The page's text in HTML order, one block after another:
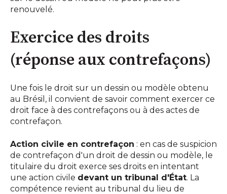
renouvelé.
Exercice des droits
(réponse aux contrefaçons)
Une fois le droit sur un dessin ou modèle obtenu
au Brésil, il convient de savoir comment exercer ce
droit face à des contrefaçons ou à des actes de
contrefaçon.
Action civile en contrefaçon : en cas de suspicion
de contrefaçon d'un droit de dessin ou modèle, le
titulaire du droit exerce ses droits en intentant
une action civile devant un tribunal d'État. La
compétence revient au tribunal du lieu de